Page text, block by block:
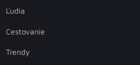
Ľudia
Cestovanie
Trendy